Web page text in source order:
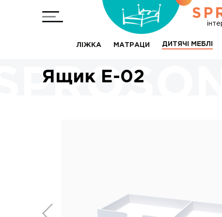
ЛІЖКА МАТРАЦИ ДИТЯЧІ МЕБЛІ
Ящик Е-02